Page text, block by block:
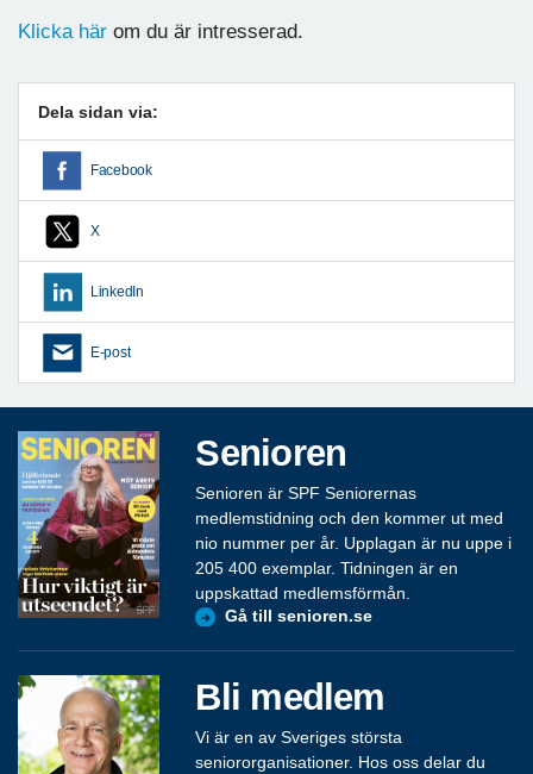
Klicka här om du är intresserad.
Dela sidan via:
Facebook
X
LinkedIn
E-post
Senioren
Senioren är SPF Seniorernas
medlemstidning och den kommer ut med
nio nummer per år. Upplagan är nu uppe i
205 400 exemplar. Tidningen är en
uppskattad medlemsförmån.
Gå till senioren.se
Bli medlem
Vi är en av Sveriges största
seniororganisationer. Hos oss delar du